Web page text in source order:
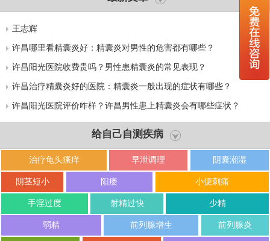
王志辉
许昌哪里看精囊炎好：精囊炎对男性的危害都有哪些？
许昌阳光医院收费贵吗？男性患精囊炎的常见表现？
许昌治疗精囊炎好的医院：精囊炎一般出现的症状有哪些？
许昌阳光医院评价咋样？许昌男性患上精囊炎会有哪些症状？
给自己自测疾病
治疗龟头瘙痒 早泄调理 阴囊潮湿
阴茎短小 阳痿 小便刺痛
手淫过度 射精过快 少精
弱精 前列腺增生 前列腺炎